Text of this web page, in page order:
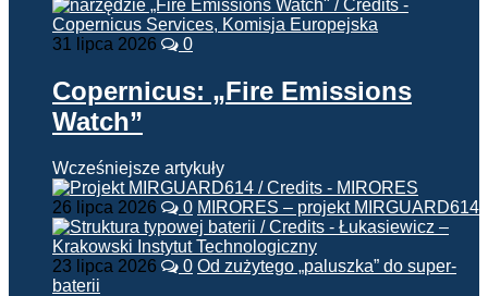
31 lipca 2026 0
Copernicus: „Fire Emissions
Watch”
Wcześniejsze artykuły
26 lipca 2026 0 MIRORES – projekt MIRGUARD614
23 lipca 2026 0 Od zużytego „paluszka” do super-
baterii